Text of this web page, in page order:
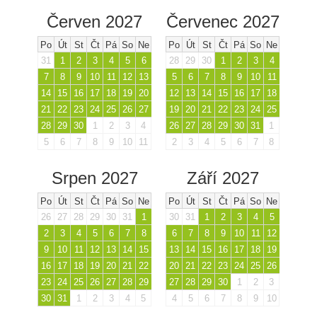
Červen 2027
Po Út St Čt Pá So Ne
31
1 2 3 4 5
6
7
8 9 10 11 12
13
14
15 16 17 18 19
20
21
22 23 24 25 26
27
28
29 30 1 2 3
4
5
6 7 8 9 10 11
Červenec 2027
Po Út St Čt Pá So Ne
28
29 30 1 2 3
4
5
6 7 8 9 10
11
12
13 14 15 16 17
18
19
20 21 22 23 24
25
26
27 28 29 30 31
1
2
3 4 5 6 7 8
Srpen 2027
Po Út St Čt Pá So Ne
26
27 28 29 30 31
1
2
3 4 5 6 7
8
9
10 11 12 13 14
15
16
17 18 19 20 21 22
23 24 25 26 27 28 29
30 31 1 2 3 4 5
Září 2027
Po Út St Čt Pá So Ne
30
31 1 2 3 4
5
6
7 8 9 10 11
12
13
14 15 16 17 18
19
20 21 22 23 24 25 26
27 28 29 30 1 2
3
4
5 6 7 8 9 10